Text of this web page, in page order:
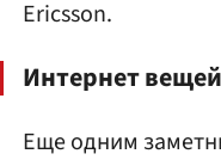
Ericsson.
Интернет вещей
Еще одним